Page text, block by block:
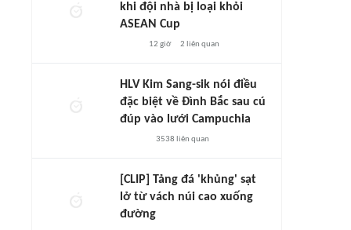
khi đội nhà bị loại khỏi
ASEAN Cup
12 giờ 2 liên quan
HLV Kim Sang-sik nói điều
đặc biệt về Đình Bắc sau cú
đúp vào lưới Campuchia
3538 liên quan
[CLIP] Tảng đá 'khủng' sạt
lở từ vách núi cao xuống
đường